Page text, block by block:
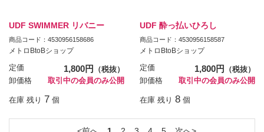
UDF SWIMMER リバニー
商品コード：4530956158686
メトロBtoBショップ
定価 1,800円
（税抜）
卸価格
取引中の会員のみ公開
在庫 残り 7 個
UDF 酔っ払いひろし
商品コード：4530956158587
メトロBtoBショップ
定価 1,800円
（税抜）
卸価格
取引中の会員のみ公開
在庫 残り 8 個